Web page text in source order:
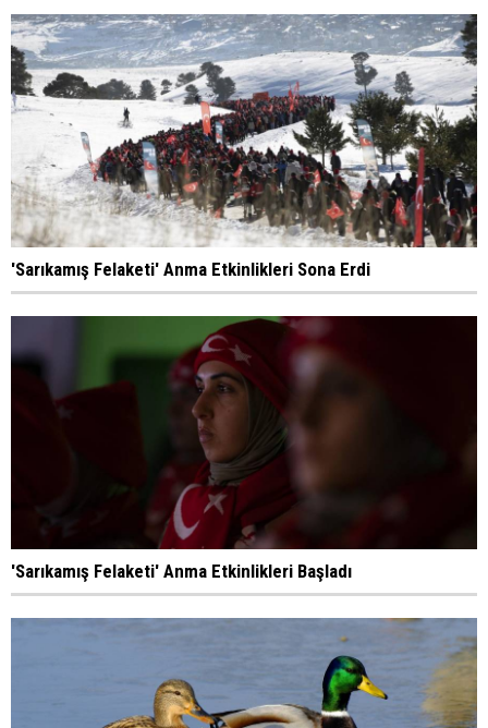
'Sarıkamış Felaketi' Anma Etkinlikleri Sona Erdi
'Sarıkamış Felaketi' Anma Etkinlikleri Başladı